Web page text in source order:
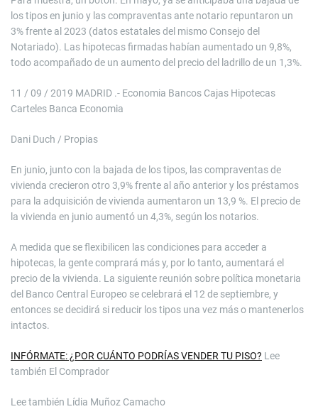
los tipos en junio y las compraventas ante notario repuntaron un
3% frente al 2023 (datos estatales del mismo Consejo del
Notariado). Las hipotecas firmadas habían aumentado un 9,8%,
todo acompañado de un aumento del precio del ladrillo de un 1,3%.
11 / 09 / 2019 MADRID .- Economia Bancos Cajas Hipotecas
Carteles Banca Economia
Dani Duch / Propias
En junio, junto con la bajada de los tipos, las compraventas de
vivienda crecieron otro 3,9% frente al año anterior y los préstamos
para la adquisición de vivienda aumentaron un 13,9 %. El precio de
la vivienda en junio aumentó un 4,3%, según los notarios.
A medida que se flexibilicen las condiciones para acceder a
hipotecas, la gente comprará más y, por lo tanto, aumentará el
precio de la vivienda. La siguiente reunión sobre política monetaria
del Banco Central Europeo se celebrará el 12 de septiembre, y
entonces se decidirá si reducir los tipos una vez más o mantenerlos
intactos.
INFÓRMATE: ¿POR CUÁNTO PODRÍAS VENDER TU PISO? Lee
también El Comprador
Lee también Lídia Muñoz Camacho